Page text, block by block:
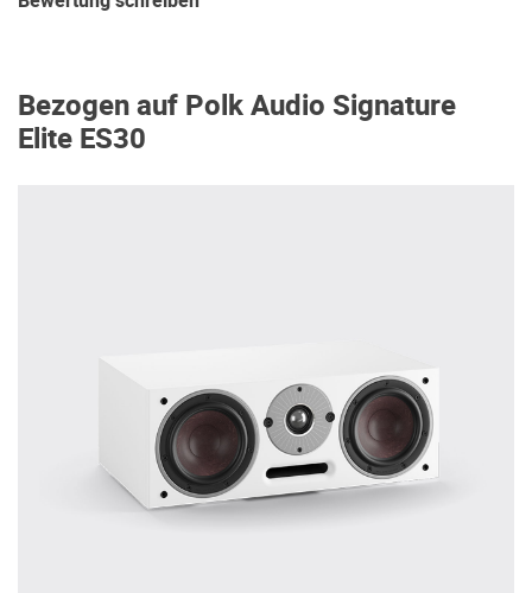
Bezogen auf Polk Audio Signature
Elite ES30